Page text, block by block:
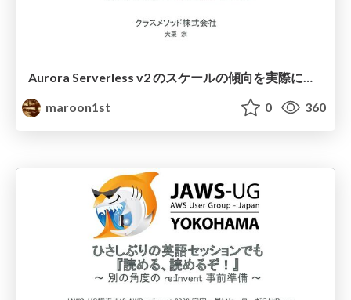
Aurora Serverless v2 のスケールの傾向を実際に確認してみた
maroon1st
0 360